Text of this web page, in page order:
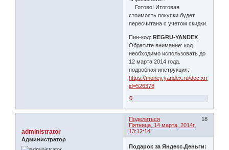
Готово! Итоговая
стоимость покупки будет
пересчитана с учетом скидки.
Пин-код: REGRU-YANDEX
Обратите внимание: код
необходимо использовать до
12 марта 2014 года.
подробная инструкция:
https://money.yandex.ru/doc.xml?
id=526378
0
Поделиться
18
Пятница, 14 марта, 2014г.
13:12:14
administrator
Администратор
Подарок за Яндекс.Деньги: